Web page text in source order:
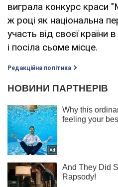
виграла конкурс краси
ж році як національна
участь від своєї країни
і посіла сьоме місце.
Редакційна політика